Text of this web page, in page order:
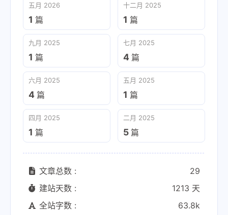
五月 2026
1 篇
十二月 2025
1 篇
九月 2025
1 篇
七月 2025
4 篇
六月 2025
4 篇
五月 2025
1 篇
四月 2025
1 篇
二月 2025
5 篇
文章总数 :
29
建站天数 :
1213 天
全站字数 :
63.8k